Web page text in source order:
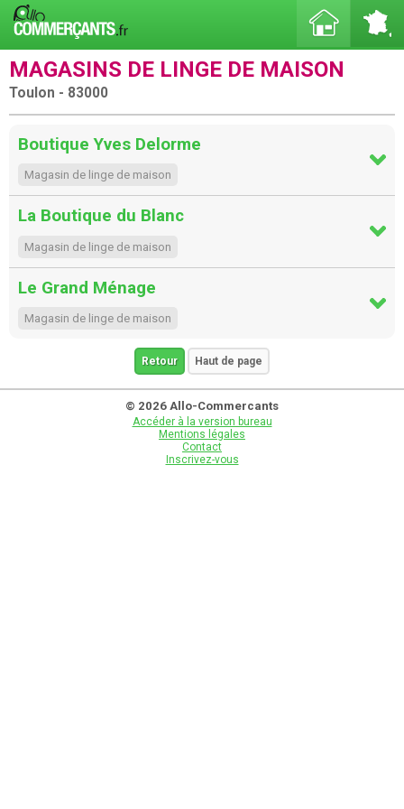
MAGASINS DE LINGE DE MAISON
Toulon - 83000
Boutique Yves Delorme
Magasin de linge de maison
La Boutique du Blanc
Magasin de linge de maison
Le Grand Ménage
Magasin de linge de maison
Retour Haut de page
© 2026 Allo-Commercants
Accéder à la version bureau
Mentions légales
Contact
Inscrivez-vous